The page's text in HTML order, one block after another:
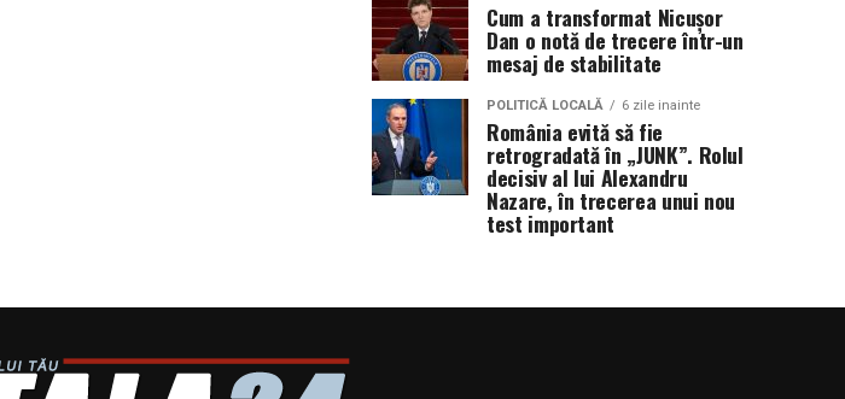
Cum a transformat Nicușor
Dan o notă de trecere într-un
mesaj de stabilitate
POLITICĂ LOCALĂ 6 zile inainte
România evită să fie
retrogradată în „JUNK”. Rolul
decisiv al lui Alexandru
Nazare, în trecerea unui nou
test important